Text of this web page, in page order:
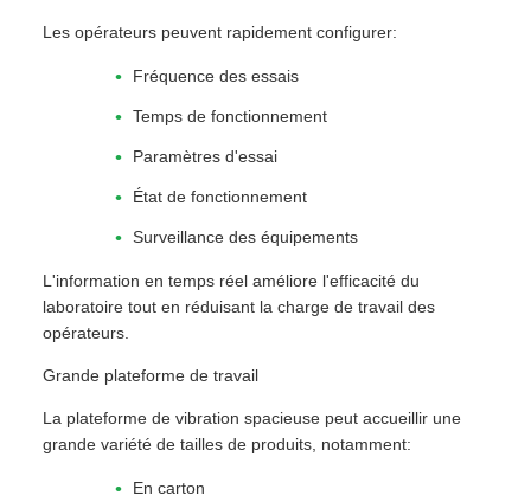
Les opérateurs peuvent rapidement configurer:
Fréquence des essais
Temps de fonctionnement
Paramètres d'essai
État de fonctionnement
Surveillance des équipements
L'information en temps réel améliore l'efficacité du
laboratoire tout en réduisant la charge de travail des
opérateurs.
Grande plateforme de travail
La plateforme de vibration spacieuse peut accueillir une
grande variété de tailles de produits, notamment:
En carton